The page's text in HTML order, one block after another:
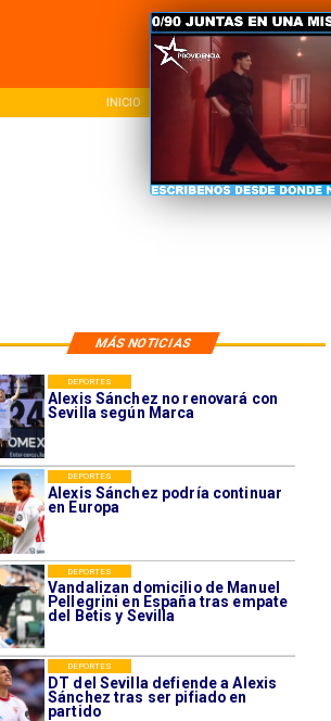
NACIONAL REGIONAL
MÁS NOTICIAS
Alexis Sánchez no renovará con
Sevilla según Marca
DEPORTES
Alexis Sánchez podría continuar
en Europa
DEPORTES
Vandalizan domicilio de Manuel
Pellegrini en España tras empate
del Betis y Sevilla
DEPORTES
DT del Sevilla defiende a Alexis
Sánchez tras ser pifiado en
partido
DEPORTES